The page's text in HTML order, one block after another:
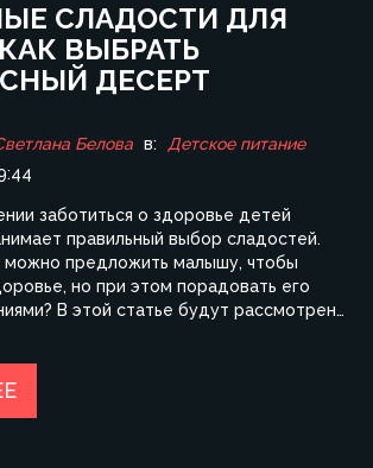
СЛАДОСТИ ДЛЯ
ВЫБРАТЬ
ДЕСЕРТ
Белова в:
Детское питание
заботиться о здоровье детей
правильный выбор сладостей.
можно предложить малышу, чтобы
но при этом порадовать его
В этой статье будут рассмотрены
безопасны для детского организма, и
советы по выбору подобных десертов.